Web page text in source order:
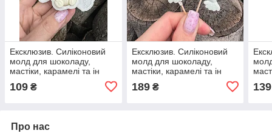
Ексклюзив. Силіконовий
молд для шоколаду,
мастіки, карамелі та ін
декором"
109 ₴
Ексклюзив. Силіконовий
молд для шоколаду,
мастіки, карамелі та ін
189₴ 139
Про нас